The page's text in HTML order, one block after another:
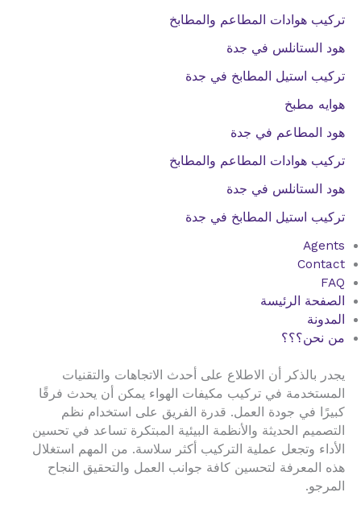
تركيب هوادات المطاعم والمطابخ
هود الستانلس في جدة
تركيب استيل المطابخ في جدة
هوايه مطبخ
هود المطاعم في جدة
تركيب هوادات المطاعم والمطابخ
هود الستانلس في جدة
تركيب استيل المطابخ في جدة
Agents
Contact
FAQ
الصفحة الرئيسة
المدونة
من نحن؟؟؟
يجدر بالذكر أن الاطلاع على أحدث الاتجاهات والتقنيات
المستخدمة في تركيب مكيفات الهواء يمكن أن يحدث فرقًا
كبيرًا في جودة العمل. قدرة الفريق على استخدام نظم
التصميم الحديثة والأنظمة البيئية المبتكرة تساعد في تحسين
الأداء وتجعل عملية التركيب أكثر سلاسة. من المهم استغلال
هذه المعرفة لتحسين كافة جوانب العمل والتحقيق النجاح
المرجو.